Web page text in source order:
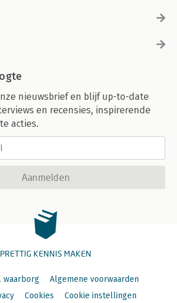
nieuwsbrief en blijf up-to-date
en recensies, inspirerende
acties.
Aanmelden
PRETTIG KENNIS MAKEN
waarborg
Algemene voorwaarden
Cookies Cookie instellingen